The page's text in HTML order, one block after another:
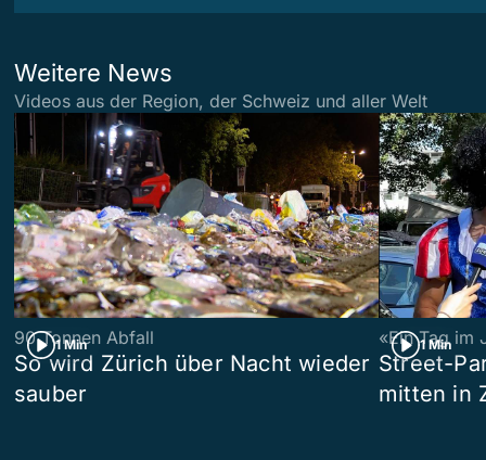
Weitere News
Videos aus der Region, der Schweiz und aller Welt
1 Min
90 Tonnen Abfall
So wird Zürich über Nacht wieder
sauber
1 Min
«Ein Tag im
Street-
mitten in